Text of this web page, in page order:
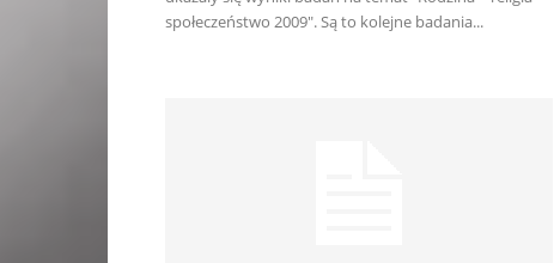
społeczeństwo 2009". Są to kolejne badania...